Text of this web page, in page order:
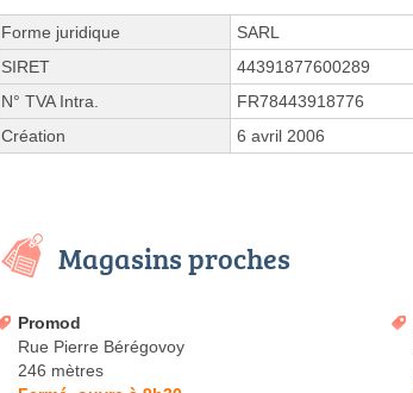
Forme juridique
SARL
SIRET
44391877600289
N° TVA Intra.
FR78443918776
Création
6 avril 2006
Magasins proches
Promod
Rue Pierre Bérégovoy
246 mètres